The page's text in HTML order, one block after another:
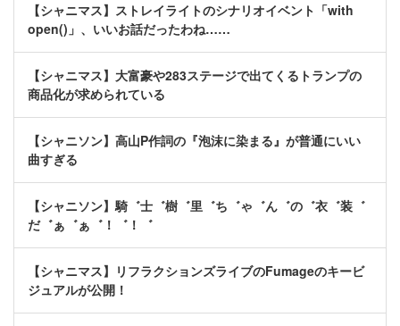
【シャニマス】ストレイライトのシナリオイベント「with
open()」、いいお話だったわね……
【シャニマス】大富豪や283ステージで出てくるトランプの
商品化が求められている
【シャニソン】高山P作詞の『泡沫に染まる』が普通にいい
曲すぎる
【シャニソン】騎゛士゛樹゛里゛ち゛ゃ゛ん゛の゛衣゛装゛
だ゛ぁ゛ぁ゛！゛！゛
【シャニマス】リフラクションズライブのFumageのキービ
ジュアルが公開！